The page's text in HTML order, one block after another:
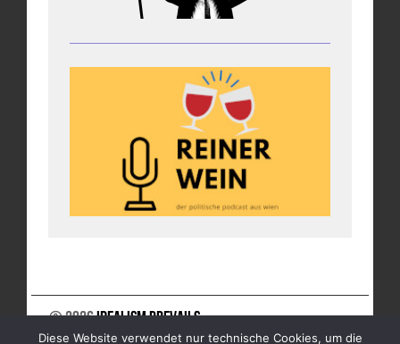
© 2026Idealism Prevails
Diese Website verwendet nur technische Cookies, um die